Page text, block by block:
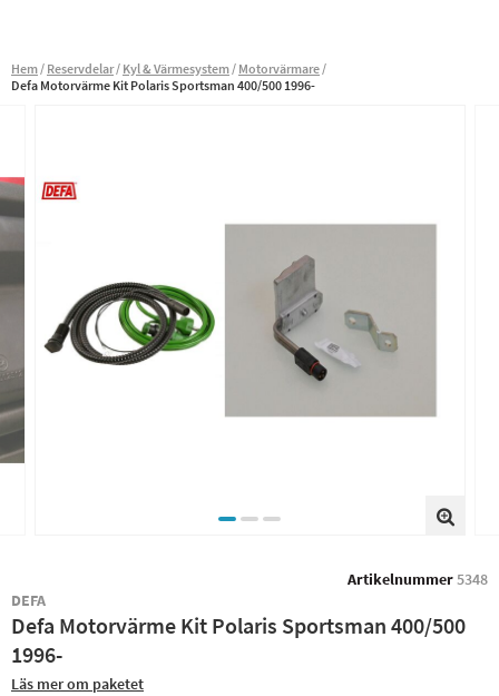
Hem Reservdelar Kyl & Värmesystem Motorvärmare
Defa Motorvärme Kit Polaris Sportsman 400/500 1996-
Artikelnummer5348
DEFA
Defa Motorvärme Kit Polaris Sportsman 400/500
1996-
Läs mer om paketet